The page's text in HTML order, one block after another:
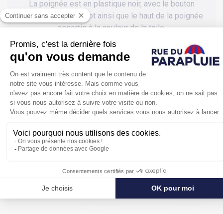
La poignée est en plastique noir, avec le bouton
d'ouverture et le culot ainsi que le haut de la poignée
assortis à la couleur de la toile.
Avec ses 29 cm de long fermé, vous pourrez
facilement ranger ce parapluie dans votre sac à main,
le tout sans mouiller l'intérieur grâce à sa housse
assortie livrée avec. Il vous protègera parfaitement de
la pluie grâce à un diamètre ouvert de 93 cm, pas mal
pour un parapluie pliant !
Petit, pratique, pas cher et en plus de marque, ce
parapluie pliant rose fuchsia automatique est idéal
pour vous accompagner au quotidien.